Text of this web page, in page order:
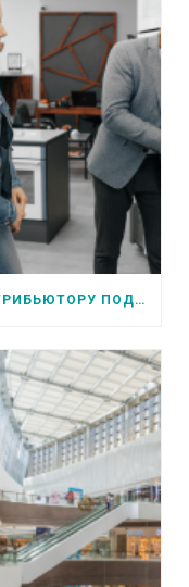
КАК ПРОИЗВОДИТЕЛЮ ИЛИ ДИСТРИБЬЮТОРУ ПОДНЯТЬ ПРОДАЖИ С ПОМОЩЬЮ ПЕРСОНАЛА РОЗНИЧНЫХ СЕТЕЙ ИЛИ ПАРТНЕРОВ